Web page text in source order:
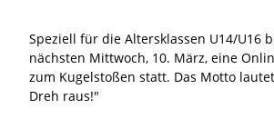
Speziell für die Altersklassen U14/U16
nächsten Mittwoch, 10. März, eine
zum Kugelstoßen statt. Das Motto
Dreh raus!"